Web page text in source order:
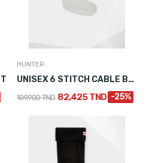
HUNTER
UNISEX 6 STITCH CABLE BOOT SOCK - SHORT
109,900 TND 82,425 TND -25%